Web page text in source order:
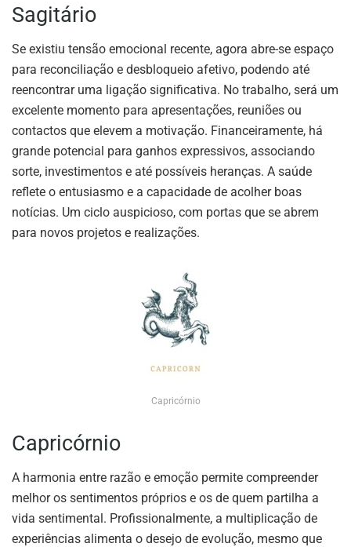
Sagitário
Se existiu tensão emocional recente, agora abre-se espaço
para reconciliação e desbloqueio afetivo, podendo até
reencontrar uma ligação significativa. No trabalho, será um
excelente momento para apresentações, reuniões ou
contactos que elevem a motivação. Financeiramente, há
grande potencial para ganhos expressivos, associando
sorte, investimentos e até possíveis heranças. A saúde
reflete o entusiasmo e a capacidade de acolher boas
notícias. Um ciclo auspicioso, com portas que se abrem
para novos projetos e realizações.
Capricórnio
Capricórnio
A harmonia entre razão e emoção permite compreender
melhor os sentimentos próprios e os de quem partilha a
vida sentimental. Profissionalmente, a multiplicação de
experiências alimenta o desejo de evolução, mesmo que